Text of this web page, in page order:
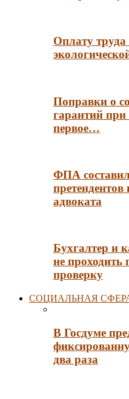
Оплату
Поправки о
гарантий
первое…
ФПА
претендентов
адвоката
Бухгалтер и
не проходить
проверку
СОЦИАЛЬНАЯ
В Госдуме
два раза